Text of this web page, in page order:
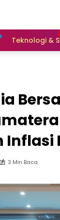
Teknologi &
Inflasi
3 Min Baca